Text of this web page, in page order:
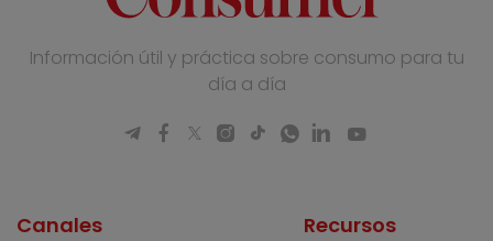
Información útil y práctica sobre consumo para tu
día a día
Canales Recursos